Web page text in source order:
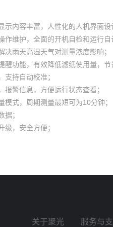
示内容丰富，人性化的人机界面设
作维护，全面的开机自检和运行
决雨天高湿天气对测量浓度影响；
醒功能，有效降低滤纸使用量，节
支持自动校准；
报警信息，方便运行状态查看；
模式，周期测量最短可为10分钟；
据；
级，安全方便；
关于聚光 服务与